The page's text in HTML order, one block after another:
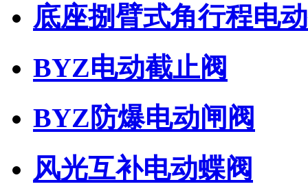
底座捌臂式角行程电
BYZ电动截止阀
BYZ防爆电动闸阀
风光互补电动蝶阀